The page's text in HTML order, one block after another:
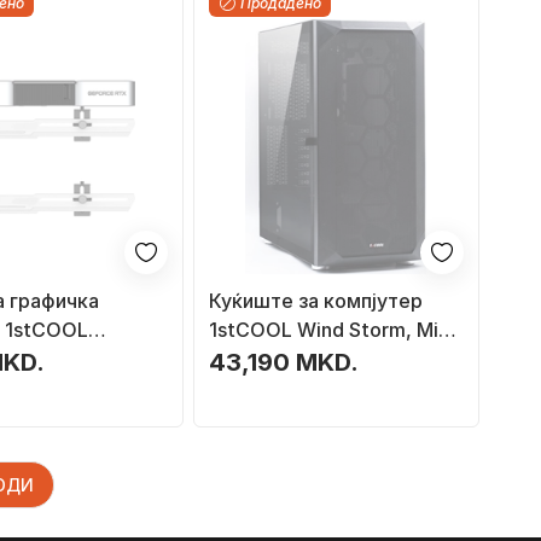
метален,
Куќиште за компјутер
1stCOOL Wind Storm, Midi
Tower
43,190 MKD.